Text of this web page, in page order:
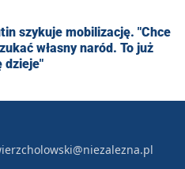
szykuje mobilizację. "Chce
własny naród. To już
dzieje"